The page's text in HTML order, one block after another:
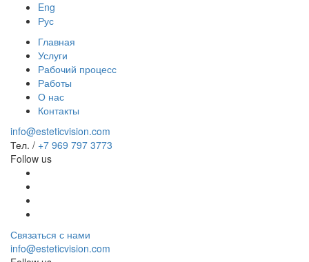
Eng
Рус
Главная
Услуги
Рабочий процесс
Работы
О нас
Контакты
info@esteticvision.com
Тел. / +7 969 797 3773
Follow us
Связаться с нами
info@esteticvision.com